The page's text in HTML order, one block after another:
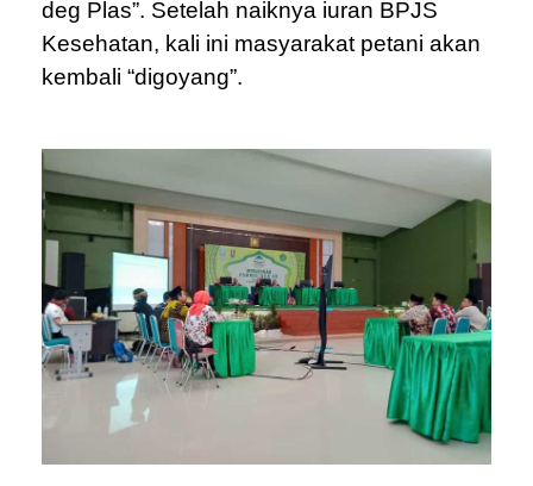
deg Plas”. Setelah naiknya iuran BPJS
Kesehatan, kali ini masyarakat petani akan
kembali “digoyang”.